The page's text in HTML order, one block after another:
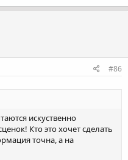
#86
искуственно
Кто это хочет сделать
точна, а на